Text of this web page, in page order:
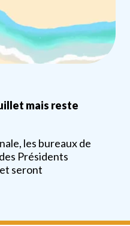
mais reste
les bureaux de
Présidents
seront